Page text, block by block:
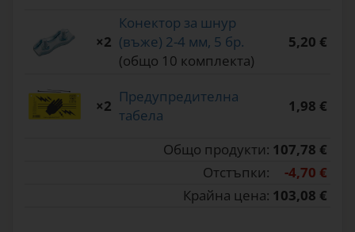
×2
Конектор за шнур
(въже) 2-4 мм, 5 бр.
(общо 10 комплекта)
5,20 €
×2
Предупредителна
табела
1,98 €
Общо продукти: 107,78 €
Отстъпки:
-4,70 €
Крайна цена: 103,08 €